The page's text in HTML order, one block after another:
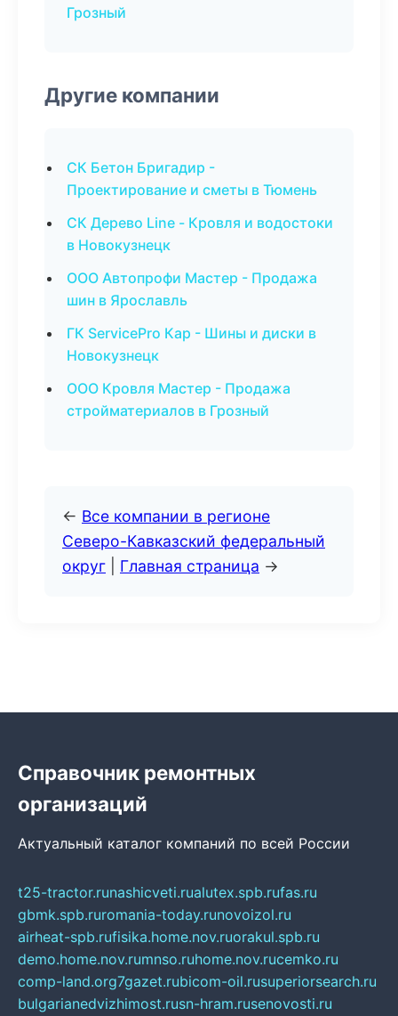
Грозный
Другие компании
СК Бетон Бригадир -
Проектирование и сметы в Тюмень
СК Дерево Line - Кровля и водостоки
в Новокузнецк
ООО Автопрофи Мастер - Продажа
шин в Ярославль
ГК ServicePro Кар - Шины и диски в
Новокузнецк
ООО Кровля Мастер - Продажа
стройматериалов в Грозный
← Все компании в регионе
Северо-Кавказский федеральный
округ
Главная страница →
Справочник ремонтных
организаций
Актуальный каталог компаний по всей России
t25-tractor.runashicveti.rualutex.spb.rufas.ru
gbmk.spb.ruromania-today.runovoizol.ru
airheat-spb.rufisika.home.nov.ruorakul.spb.ru
demo.home.nov.rumnso.ruhome.nov.rucemko.ru
comp-land.org7gazet.rubicom-oil.rusuperiorsearch.ru
bulgarianedvizhimost.rusn-hram.rusenovosti.ru